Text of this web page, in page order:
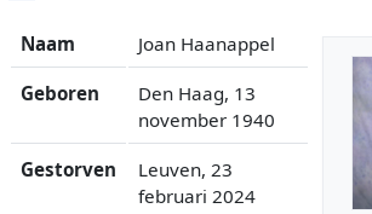
Naam Joan Haanappel
Geboren
Den Haag, 13
november 1940
Gestorven
Leuven, 23
februari 2024